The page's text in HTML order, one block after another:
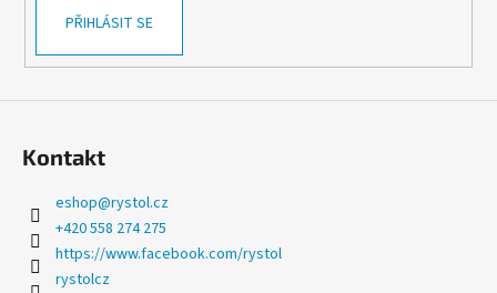
n
j
t
?
PŘIHLÁSIT SE
Kontakt
eshop@rystol.cz
+420 558 274 275
https://www.facebook.com/rystol
rystolcz